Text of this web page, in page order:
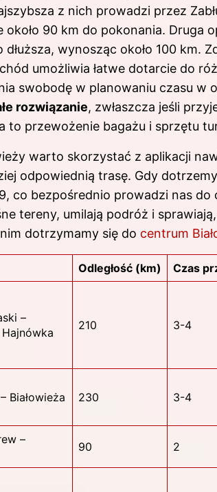
z nich prowadzi przez
około 90 km do pokonania. Druga
dłuższa, wynosząc około 100 km.
umożliwia łatwe dotarcie do
swobodę w planowaniu czasu w
rozwiązanie, zwłaszcza jeśli
to przewożenie bagażu i sprzętu
warto skorzystać z aplikacji
odpowiednią trasę. Gdy
co bezpośrednio prowadzi nas do
tereny, umilają podróż i
dotrzymamy się do centrum
Odległość (km) Czas
–
210 3-4
Białowieża 230 3-4
–
90 2